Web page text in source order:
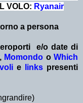
VOLO: Ryanair
a persona
e/o date di
Momondo o Which
e links presenti